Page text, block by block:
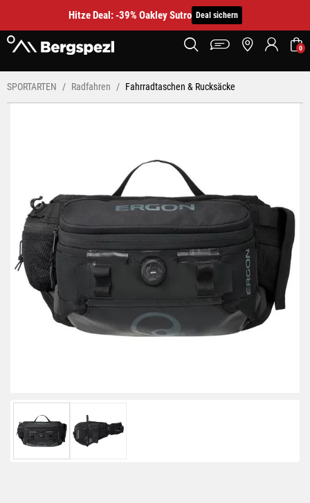
Hitze Deal: -39% Oakley Sutro Deal sichern
0
SPORTARTEN Radfahren Fahrradtaschen & Rucksäcke